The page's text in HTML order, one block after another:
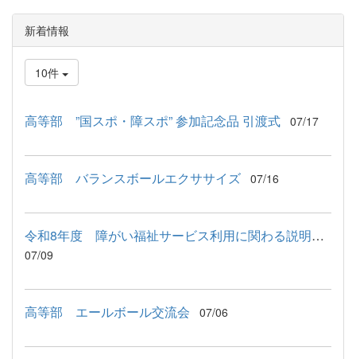
新着情報
10件
高等部 ”国スポ・障スポ” 参加記念品 引渡式 07/17
高等部 バランスボールエクササイズ 07/16
令和8年度 障がい福祉サービス利用に関わる説明会が行われました
07/09
高等部 エールボール交流会 07/06